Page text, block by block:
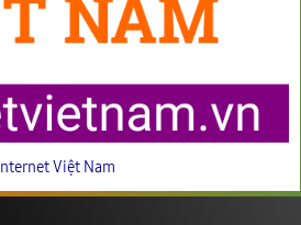
Internet Việt Nam